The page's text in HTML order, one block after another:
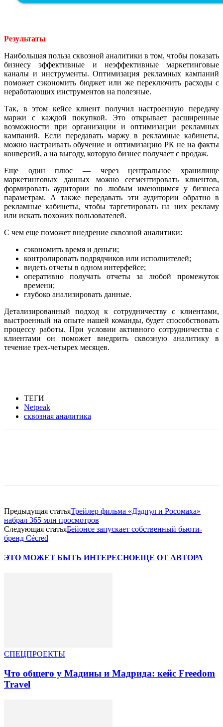
Результаты
Наибольшая польза сквозной аналитики в том, чтобы показать
бизнесу эффективные и неэффективные маркетинговые
каналы и инструменты. Оптимизация рекламных кампаний
поможет сэкономить бюджет или же переключить расходы с
неработающих инструментов на полезные.
Так, в этом кейсе клиент получил настроенную передачу
маржи с каждой покупкой. Это открывает расширенные
возможности при организации и оптимизации рекламных
кампаний. Если передавать маржу в рекламные кабинеты,
можно настраивать обучение и оптимизацию РК не на факты
конверсий, а на выгоду, которую бизнес получает с продаж.
Еще один плюс — через центральное хранилище
маркетинговых данных можно сегментировать клиентов,
формировать аудитории по любым имеющимся у бизнеса
параметрам. А также передавать эти аудитории обратно в
рекламные кабинеты, чтобы таргетировать на них рекламу
или искать похожих пользователей.
С чем еще поможет внедрение сквозной аналитики:
сэкономить время и деньги;
контролировать подрядчиков или исполнителей;
видеть отчеты в одном интерфейсе;
оперативно получать отчеты за любой промежуток
времени;
глубоко анализировать данные.
Детализированный подход к сотрудничеству с клиентами,
выстроенный на опыте нашей команды, будет способствовать
процессу работы. При условии активного сотрудничества с
клиентами он поможет внедрить сквозную аналитику в
течение трех-четырех месяцев.
ТЕГИ
Netpeak
сквозная аналитика
Предыдущая статьяТрейлер фильма «Дэдпул и Росомаха»
набрал 365 млн просмотров
Следующая статьяБейонсе запускает собственный бьюти-
бренд Cécred
ЭТО МОЖЕТ БЫТЬ ИНТЕРЕСНОЕЩЕ ОТ АВТОРА
СПЕЦПРОЕКТЫ
Что общего у Мадины и Мадрида: кейс Freedom
Travel